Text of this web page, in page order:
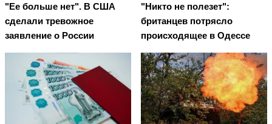
"Ее больше нет". В США
сделали тревожное
заявление о России
"Никто не полезет":
британцев потрясло
происходящее в Одессе